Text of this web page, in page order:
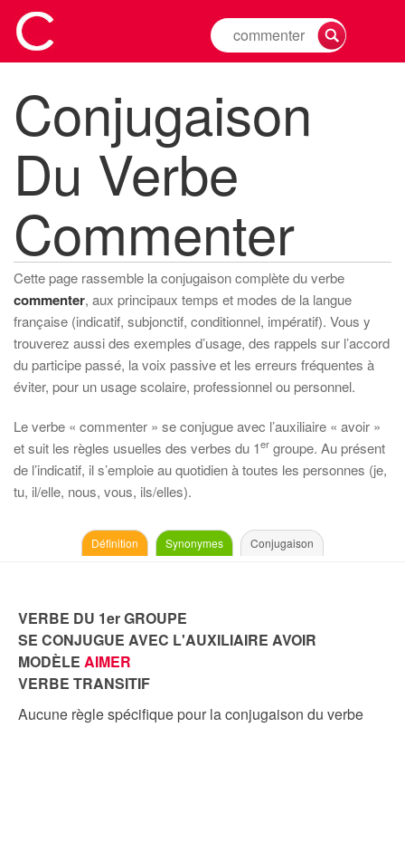
Rechercher
la
d'un
verbe
Conjugaison
Du Verbe
Commenter
Cette page rassemble la conjugaison complète du verbe
commenter, aux principaux temps et modes de la langue
française (indicatif, subjonctif, conditionnel, impératif). Vous y
trouverez aussi des exemples d’usage, des rappels sur l’accord
du participe passé, la voix passive et les erreurs fréquentes à
éviter, pour un usage scolaire, professionnel ou personnel.
Le verbe « commenter » se conjugue avec l’auxiliaire « avoir »
et suit les règles usuelles des verbes du 1er groupe. Au présent
de l’indicatif, il s’emploie au quotidien à toutes les personnes (je,
tu, il/elle, nous, vous, ils/elles).
Définition Synonymes Conjugaison
VERBE DU 1er GROUPE
SE CONJUGUE AVEC L'AUXILIAIRE AVOIR
MODÈLE AIMER
VERBE TRANSITIF
Aucune règle spécifique pour la conjugaison du verbe